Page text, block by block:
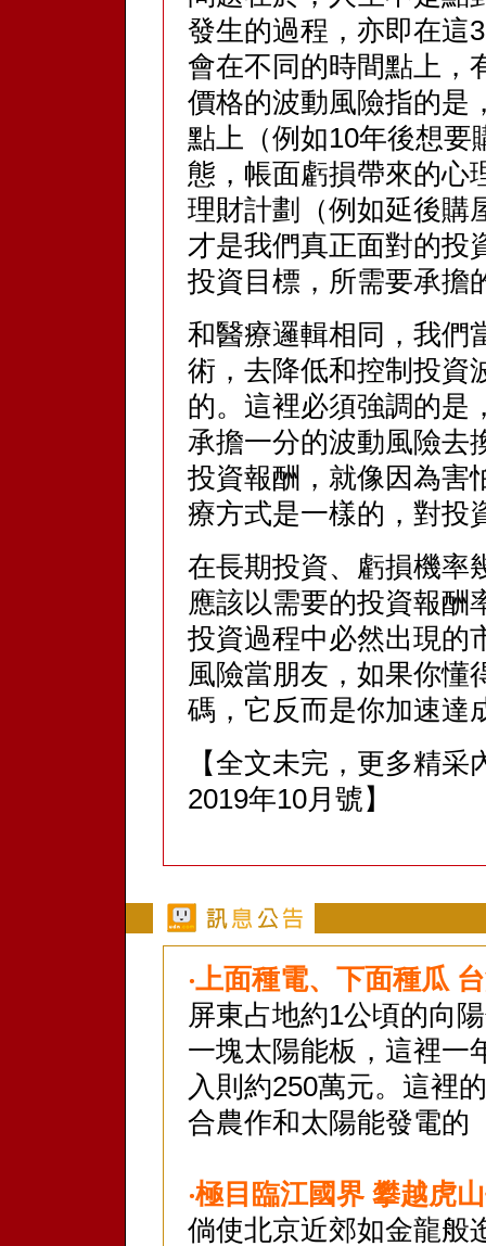
發生的過程，亦即在這
會在不同的時間點上，
價格的波動風險指的是
點上（例如10年後想要
態，帳面虧損帶來的心
理財計劃（例如延後購
才是我們真正面對的投
投資目標，所需要承擔
和醫療邏輯相同，我們
術，去降低和控制投資
的。這裡必須強調的是
承擔一分的波動風險去
投資報酬，就像因為害
療方式是一樣的，對投
在長期投資、虧損機率
應該以需要的投資報酬
投資過程中必然出現的
風險當朋友，如果你懂
碼，它反而是你加速達
【全文未完，更多精采
2019年10月號】
‧上面種電、下面種瓜
屏東占地約1公頃的向
一塊太陽能板，這裡一
入則約250萬元。這裡
合農作和太陽能發電的
‧極目臨江國界 攀越虎
倘使北京近郊如金龍般